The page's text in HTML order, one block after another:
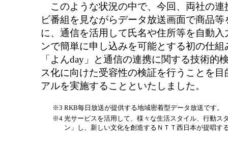
このような状況の中で、今回、両社の連
ビ番組を見ながらデータ放送画面で商品等
に、通信を活用して氏名や住所等を自動入
ンで簡単に申し込みを可能とする初の仕組
「よんday」と通信の連携に関する技術的
ス化に向けた受容性の検証を行うことを目
アルを実施することといたしました。
※3 RKB毎日放送が提供する地域密着型データ放送です。
※4 光サービスを活用して、様々な生活スタイル、行動ス
ン」し、新しい文化を創造するＮＴＴ西日本が提唱す